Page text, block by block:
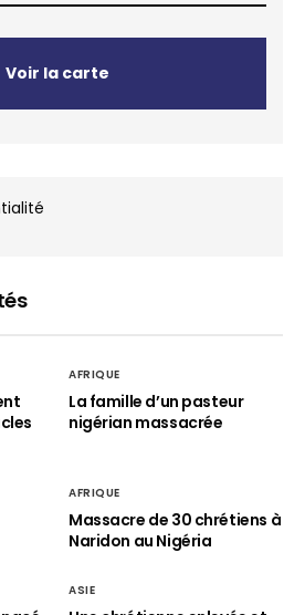
Voir la carte
AFRIQUE
La famille d’un pasteur
nigérian massacrée
AFRIQUE
Massacre de 30 chrétiens à
Naridon au Nigéria
ASIE